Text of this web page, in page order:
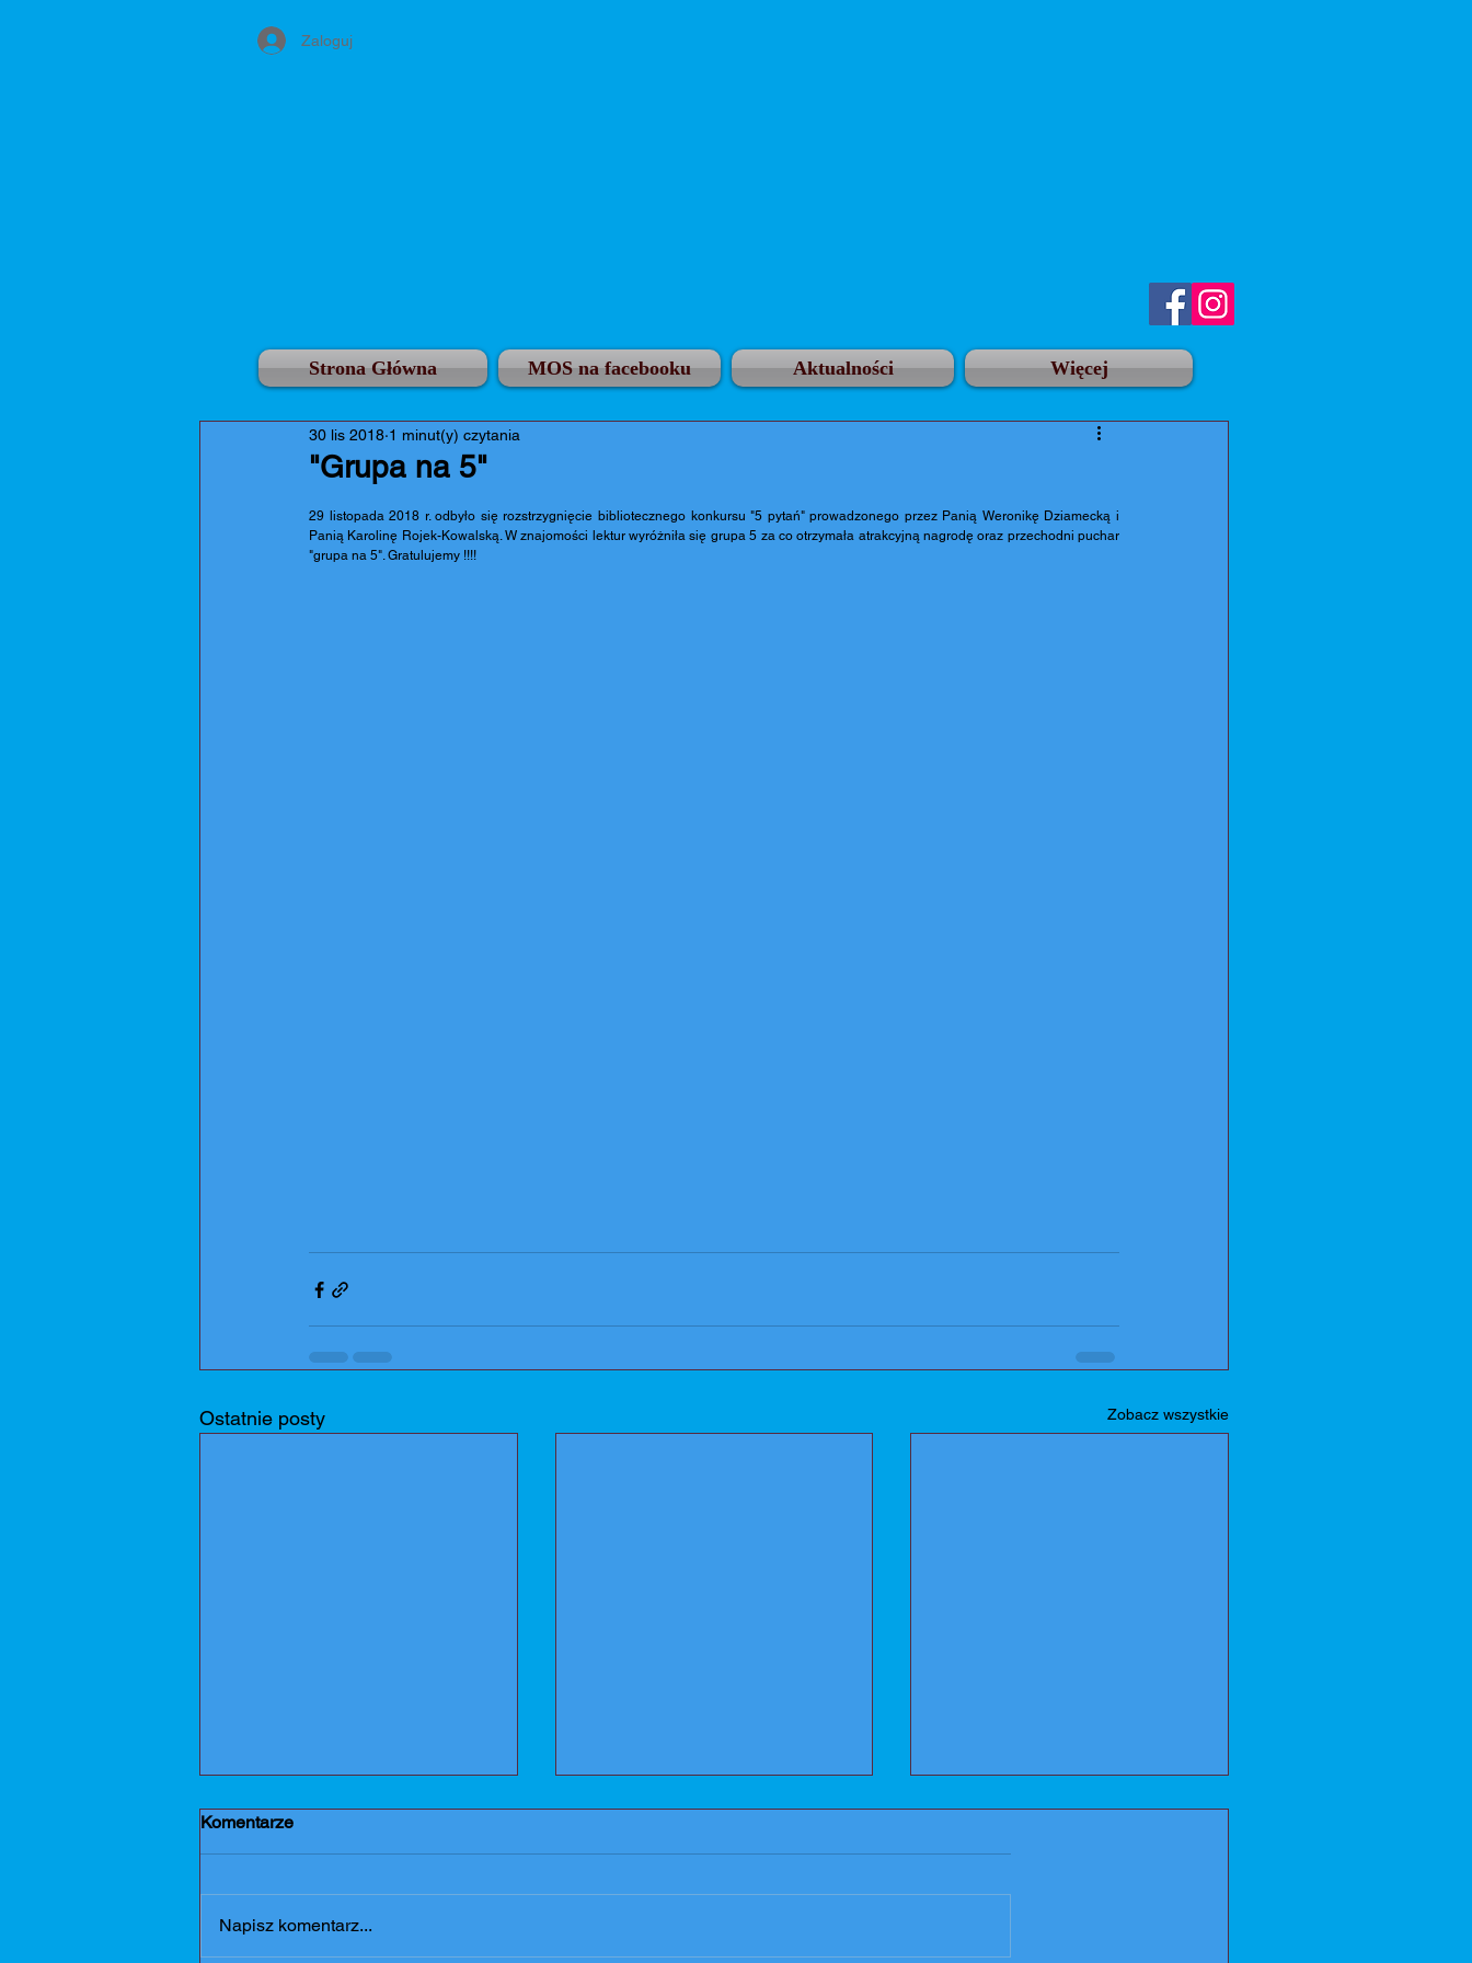
Zaloguj
Strona Główna MOS na facebooku Aktualności Więcej
"Grupa na 5"
30 lis 2018 1 minut(y) czytania
29 listopada 2018 r. odbyło się rozstrzygnięcie bibliotecznego konkursu "5 pytań" prowadzonego przez Panią Weronikę Dziamecką i
Panią Karolinę Rojek-Kowalską. W znajomości lektur wyróżniła się grupa 5 za co otrzymała atrakcyjną nagrodę oraz przechodni puchar
"grupa na 5". Gratulujemy !!!!
Ostatnie posty Zobacz wszystkie
Dziękujemy
Komentarze
Napisz komentarz...